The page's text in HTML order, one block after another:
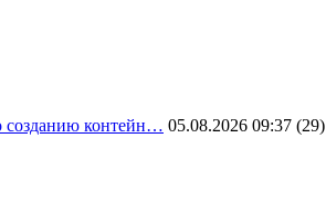
созданию контейн… 05.08.2026 09:37 (29)